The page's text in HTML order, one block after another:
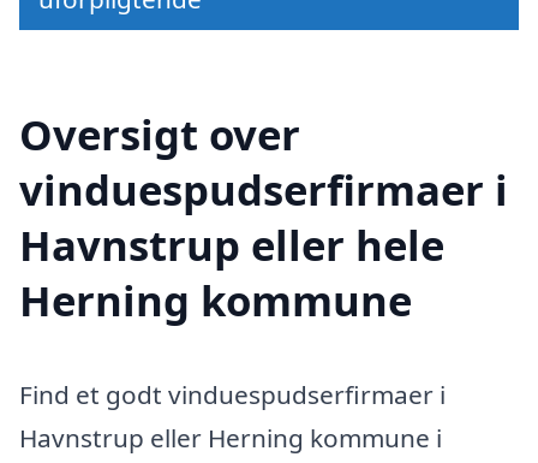
Oversigt over
vinduespudserfirmaer i
Havnstrup eller hele
Herning kommune
Find et godt vinduespudserfirmaer i
Havnstrup eller Herning kommune i